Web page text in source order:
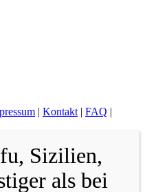
| Kontakt | FAQ |
Sizilien,
als bei